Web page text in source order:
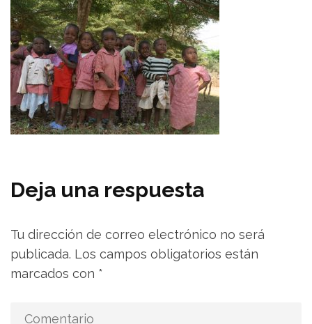
Deja una respuesta
Tu dirección de correo electrónico no será
publicada. Los campos obligatorios están
marcados con *